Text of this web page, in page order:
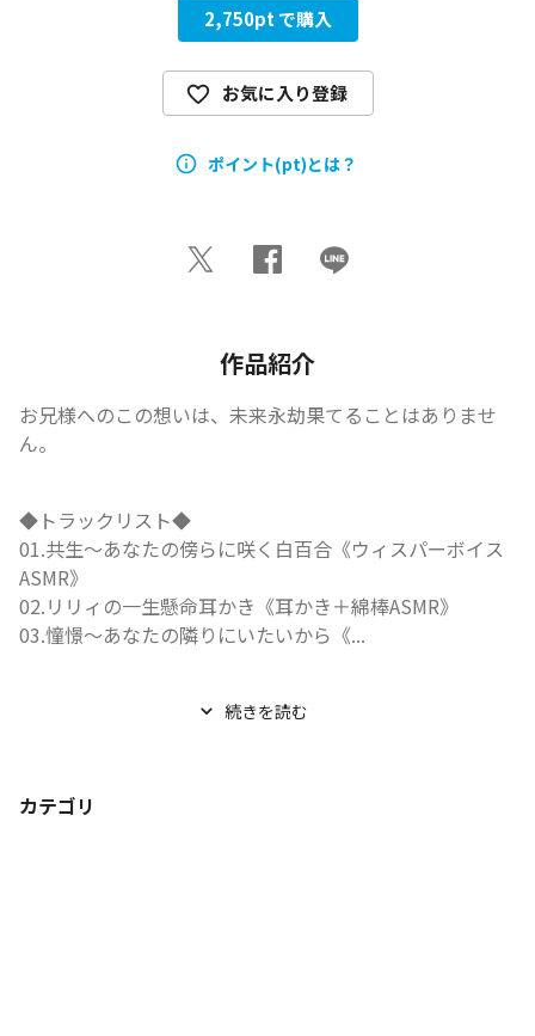
2,750pt で購入
お気に入り登録
ポイント(pt)とは？
作品紹介
――お兄様へのこの想いは、未来永劫果てることはありませ
ん。
◆トラックリスト◆
01.共生〜あなたの傍らに咲く白百合《ウィスパーボイス
ASMR》
02.リリィの一生懸命耳かき《耳かき＋綿棒ASMR》
03.憧憬〜あなたの隣りにいたいから《...
続きを読む
カテゴリ